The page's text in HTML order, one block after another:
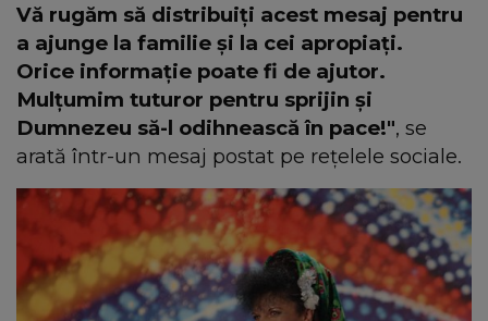
Vă rugăm să distribuiți acest mesaj pentru
a ajunge la familie și la cei apropiaţi.
Orice informație poate fi de ajutor.
Mulțumim tuturor pentru sprijin și
Dumnezeu să-l odihnească în pace!", se
arată într-un mesaj postat pe rețelele sociale.